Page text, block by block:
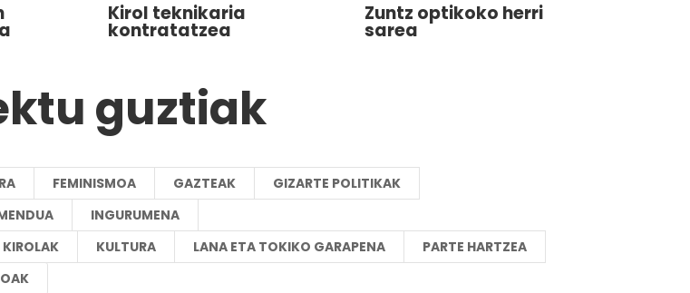
Kirol teknikaria
kontratatzea
Zuntz optikoko herri
sarea
guztiak
FEMINISMOA GAZTEAK
GIZARTE POLITIKAK
INGURUMENA
KIROLAK KULTURA LANA ETA TOKIKO GARAPENA
PARTE HARTZEA